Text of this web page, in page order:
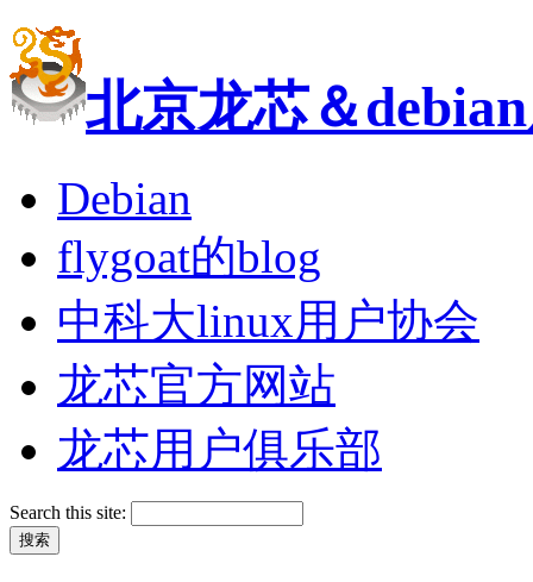
北京龙芯＆
Debian
flygoat的blog
中科大linux用户协会
龙芯官方网站
龙芯用户俱乐部
Search this site: